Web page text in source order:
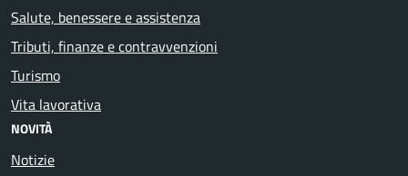
Salute, benessere e assistenza
Tributi, finanze e contravvenzioni
Turismo
Vita lavorativa
NOVITÀ
Notizie